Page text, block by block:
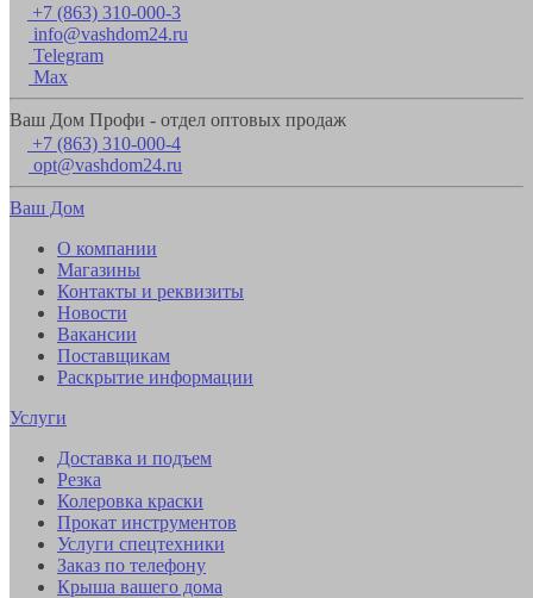
+7 (863) 310-000-3
info@vashdom24.ru
Telegram
Max
Ваш Дом Профи - отдел оптовых продаж
+7 (863) 310-000-4
opt@vashdom24.ru
Ваш Дом
О компании
Магазины
Контакты и реквизиты
Новости
Вакансии
Поставщикам
Раскрытие информации
Услуги
Доставка и подъем
Резка
Колеровка краски
Прокат инструментов
Услуги спецтехники
Заказ по телефону
Крыша вашего дома